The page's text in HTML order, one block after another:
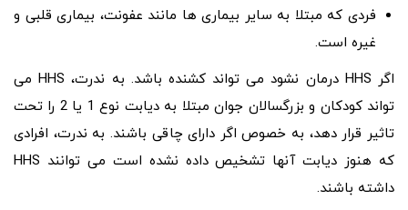
فردی که مبتلا به سایر بیماری ها مانند عفونت، بیماری قلبی و
غیره است.
اگر HHS درمان نشود می تواند کشنده باشد. به ندرت، HHS می
تواند کودکان و بزرگسالان جوان مبتلا به دیابت نوع 1 یا 2 را تحت
تاثیر قرار دهد، به خصوص اگر دارای چاقی باشند. به ندرت، افرادی
که هنوز دیابت آنها تشخیص داده نشده است می توانند HHS
داشته باشند.